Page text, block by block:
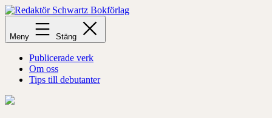
Hoppa
till
innehåll
Redaktör
Schwartz
Bokförlag
Meny Stäng
Publicerade verk
Om oss
Tips till debutanter